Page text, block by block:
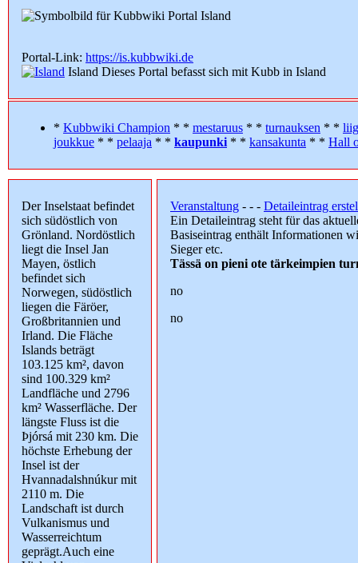
Portal-Link: https://is.kubbwiki.de
Island Dieses Portal befasst sich mit Kubb in Island
* Kubbwiki Champion * * mestaruus * * turnauksen * *
joukkue * * pelaaja * * kaupunki * * kansakunta * * Hall
Der Inselstaat befindet
sich südöstlich von
Grönland. Nordöstlich
liegt die Insel Jan
Mayen, östlich
befindet sich
Norwegen, südöstlich
liegen die Färöer,
Großbritannien und
Irland. Die Fläche
Islands beträgt
103.125 km², davon
sind 100.329 km²
Landfläche und 2796
km² Wasserfläche. Der
längste Fluss ist die
Þjórsá mit 230 km. Die
höchste Erhebung der
Insel ist der
Hvannadalshnúkur mit
2110 m. Die
Landschaft ist durch
Vulkanismus und
Wasserreichtum
geprägt.Auch eine
Veranstaltung - - - Detaileintrag
Ein Detaileintrag steht für das
Basiseintrag enthält Informationen
Sieger etc.
Tässä on pieni ote tärkeimpien
no
no